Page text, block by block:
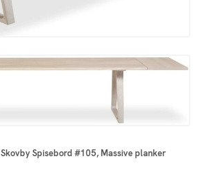
Skovby Spisebord #105, Massive planker